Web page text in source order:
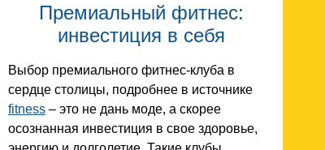
Премиальный фитнес:
инвестиция в себя
Выбор премиального фитнес-клуба в
сердце столицы, подробнее в источнике
fitness – это не дань моде, а скорее
осознанная инвестиция в свое здоровье,